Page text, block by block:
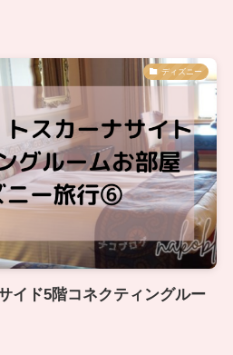
ディズニー
イド5階コネクティングルー